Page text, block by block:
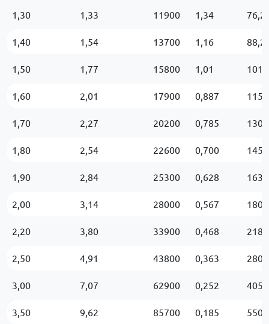
1,30 1,33 11900 1,34 76,2
1,40 1,54 13700 1,16 88,2
1,50 1,77 15800 1,01 101
1,60 2,01 17900 0,887 115
1,70 2,27 20200 0,785 130
1,80 2,54 22600 0,700 145
1,90 2,84 25300 0,628 163
2,00 3,14 28000 0,567 180
2,20 3,80 33900 0,468 218
2,50 4,91 43800 0,363 280
3,00 7,07 62900 0,252 405
3,50 9,62 85700 0,185 550